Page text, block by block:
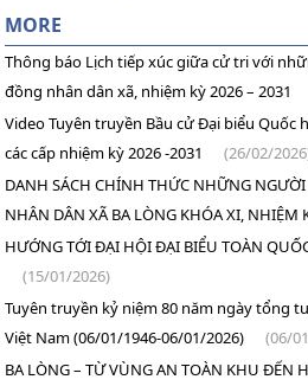
MORE
Thông báo Lịch tiếp xúc giữa cử tri với
đồng nhân dân xã, nhiệm kỳ 2026 – 2031
Video Tuyên truyền Bầu cử Đại biểu Quốc
các cấp nhiệm kỳ 2026 -2031
(26/02/
DANH SÁCH CHÍNH THỨC NHỮNG
NHÂN DÂN XÃ BA LÒNG KHÓA XI, NHIỆM
HƯỚNG TỚI ĐẠI HỘI ĐẠI BIỂU TOÀN
(15/01/2026)
Tuyên truyền kỷ niệm 80 năm ngày tổng
Việt Nam (06/01/1946-06/01/2026)
(06/
BA LÒNG – TỪ VÙNG AN TOÀN KHU ĐẾN